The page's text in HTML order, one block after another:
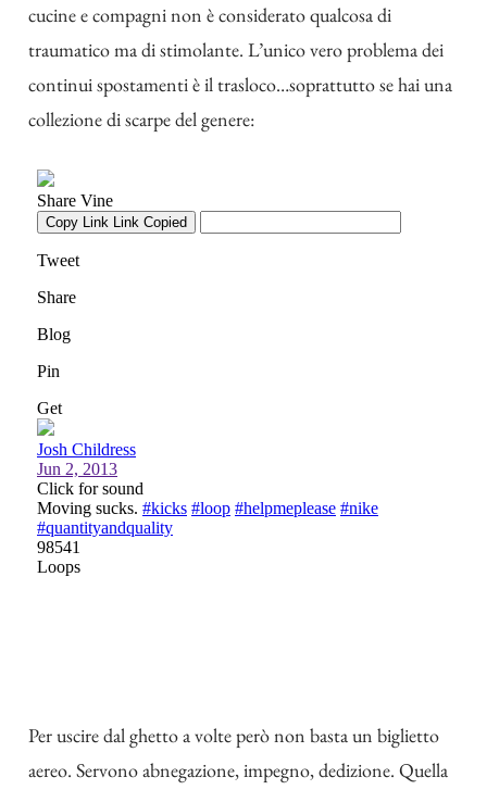
cucine e compagni non è considerato qualcosa di
traumatico ma di stimolante. L’unico vero problema dei
continui spostamenti è il trasloco…soprattutto se hai una
collezione di scarpe del genere:
Per uscire dal ghetto a volte però non basta un biglietto
aereo. Servono abnegazione, impegno, dedizione. Quella